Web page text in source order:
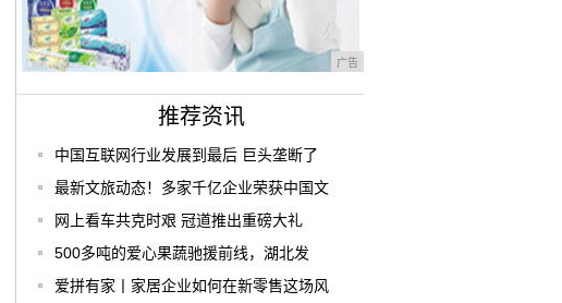
广告
推荐资讯
中国互联网行业发展到最后 巨头垄断了
最新文旅动态！多家千亿企业荣获中国文
网上看车共克时艰 冠道推出重磅大礼
500多吨的爱心果蔬驰援前线，湖北发
爱拼有家丨家居企业如何在新零售这场风